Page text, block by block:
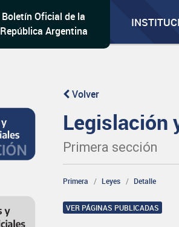
Boletín Oficial de la
República Argentina
Volver
Legislación
Primera sección
Primera Leyes Detalle
VER PÁGINAS PUBLICADAS